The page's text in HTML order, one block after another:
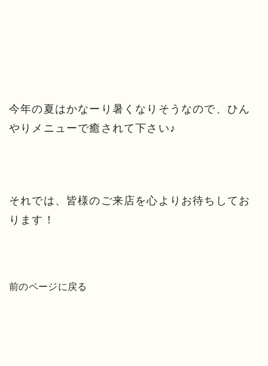
今年の夏はかなーり暑くなりそうなので、ひん
やりメニューで癒されて下さい♪
それでは、皆様のご来店を心よりお待ちしてお
ります！
前のページに戻る